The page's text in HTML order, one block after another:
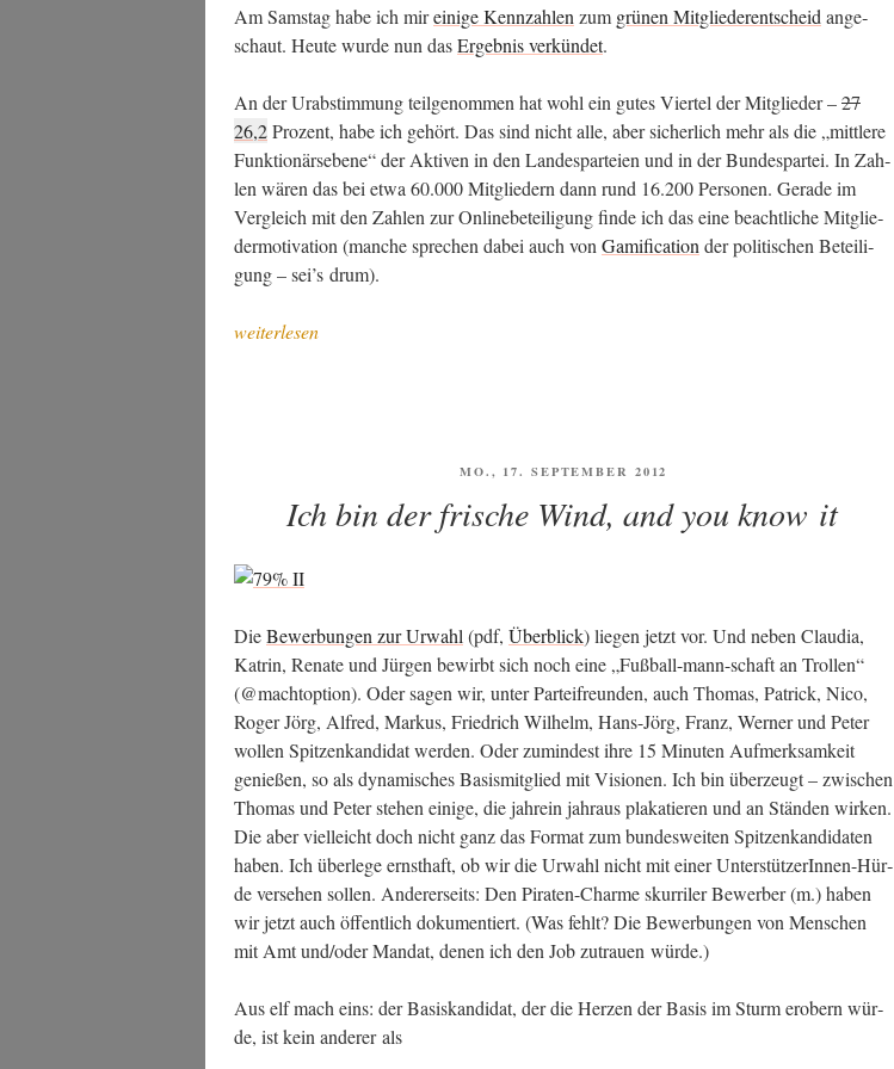
Am Sams­tag habe ich mireini­ge Kenn­zah­len zum grü­nen Mit­glie­der­ent­scheid ange­
schaut. Heu­te wur­de nun dasErgeb­nis ver­kün­det.
An der Urab­stim­mung teil­ge­nom­men hat wohl ein gutes Vier­tel der Mit­glie­der –27
26,2Pro­zent, habe ich gehört. Das sind nicht alle, aber sicher­lich mehr als die „mitt­le­re
Funk­tio­närs­ebe­ne“ der Akti­ven in den Lan­des­par­tei­en und in der Bun­des­par­tei. In Zah­
len wären das bei etwa 60.000 Mit­glie­dern dann rund 16.200 Per­so­nen. Gera­de im
Ver­gleich mit den Zah­len zur Online­be­tei­li­gung fin­de ich das eine beacht­li­che Mit­glie­
der­mo­ti­va­ti­on (man­che spre­chen dabei auch von Gami­fi­ca­ti­on der poli­ti­schen Betei­li­
gung – sei’s drum).
„Nach
weiterlesen
VERÖFFENTLICHT
MO., 17. SEPTEMBER 2012
Ich bin der frische Wind, and you know it
DieBewer­bun­gen zur Urwahl (pdf, Über­blick) lie­gen jetzt vor. Und neben Clau­dia,
Kat­rin, Rena­te und Jür­gen bewirbt sich noch eine „Fuß­ball-mann-schaft an Trol­len“
(@machtoption). Oder sagen wir, unter Par­tei­freun­den, auch Tho­mas, Patrick, Nico,
Roger Jörg, Alfred, Mar­kus, Fried­rich Wil­helm, Hans-Jörg, Franz, Wer­ner und Peter
wol­len Spit­zen­kan­di­dat wer­den. Oder zumin­dest ihre 15 Minu­ten Auf­merk­sam­keit
genie­ßen, so als dyna­mi­sches Basis­mit­glied mit Visio­nen. Ich bin über­zeugt – zwi­schen
Tho­mas und Peter ste­hen eini­ge, die jahr­ein jahr­aus pla­ka­tie­ren und an Stän­den wir­ken.
Die aber viel­leicht doch nicht ganz das For­mat zum bun­des­wei­ten Spit­zen­kan­di­da­ten
haben. Ich über­le­ge ernst­haft, ob wir die Urwahl nicht mit einer Unter­stüt­ze­rIn­nen-Hür­
de ver­se­hen sol­len. Ande­rer­seits: Den Pira­ten-Charme skur­ri­ler Bewer­ber (m.) haben
wir jetzt auch öffent­lich doku­men­tiert. (Was fehlt? Die Bewer­bun­gen von Men­schen
mit Amt und/oder Man­dat, denen ich den Job zutrau­en würde.)
Aus elf mach eins: der Basis­kan­di­dat, der die Her­zen der Basis im Sturm erobern wür­
de, ist kein ande­rer als